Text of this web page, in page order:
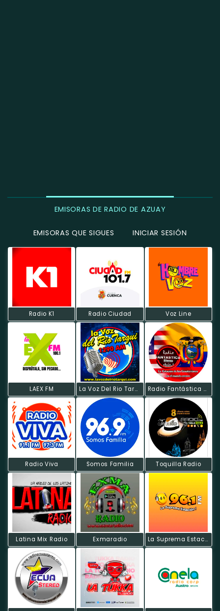
EMISORAS DE RADIO DE AZUAY
EMISORAS QUE SIGUES INICIAR SESIÓN
Radio K1 Radio Ciudad Voz Line
LAEX FM La Voz Del Rio Tarqui Radio Fantástica Estéreo
Radio Viva Somos Familia Toquilla Radio
Latina Mix Radio Exmaradio La Suprema Estacion